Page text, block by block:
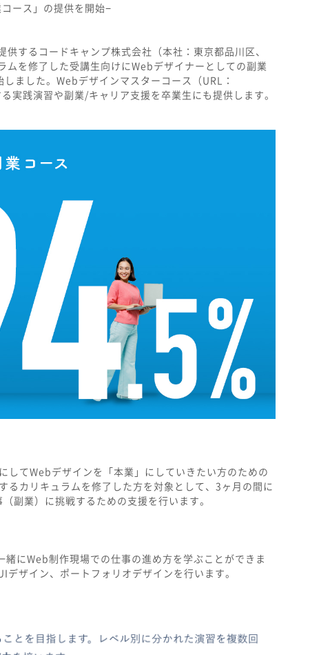
ース」の提供を開始−
するコードキャンプ株式会社（本社：東京都品川区、
を修了した受講生向けにWebデザイナーとしての副業
ました。Webデザインマスターコース（URL：
実践演習や副業/キャリア支援を卒業生にも提供します。
てWebデザインを「本業」にしていきたい方のための
カリキュラムを修了した方を対象として、3ヶ月の間に
副業）に挑戦するための支援を行います。
にWeb制作現場での仕事の進め方を学ぶことができま
ザイン、ポートフォリオデザインを行います。